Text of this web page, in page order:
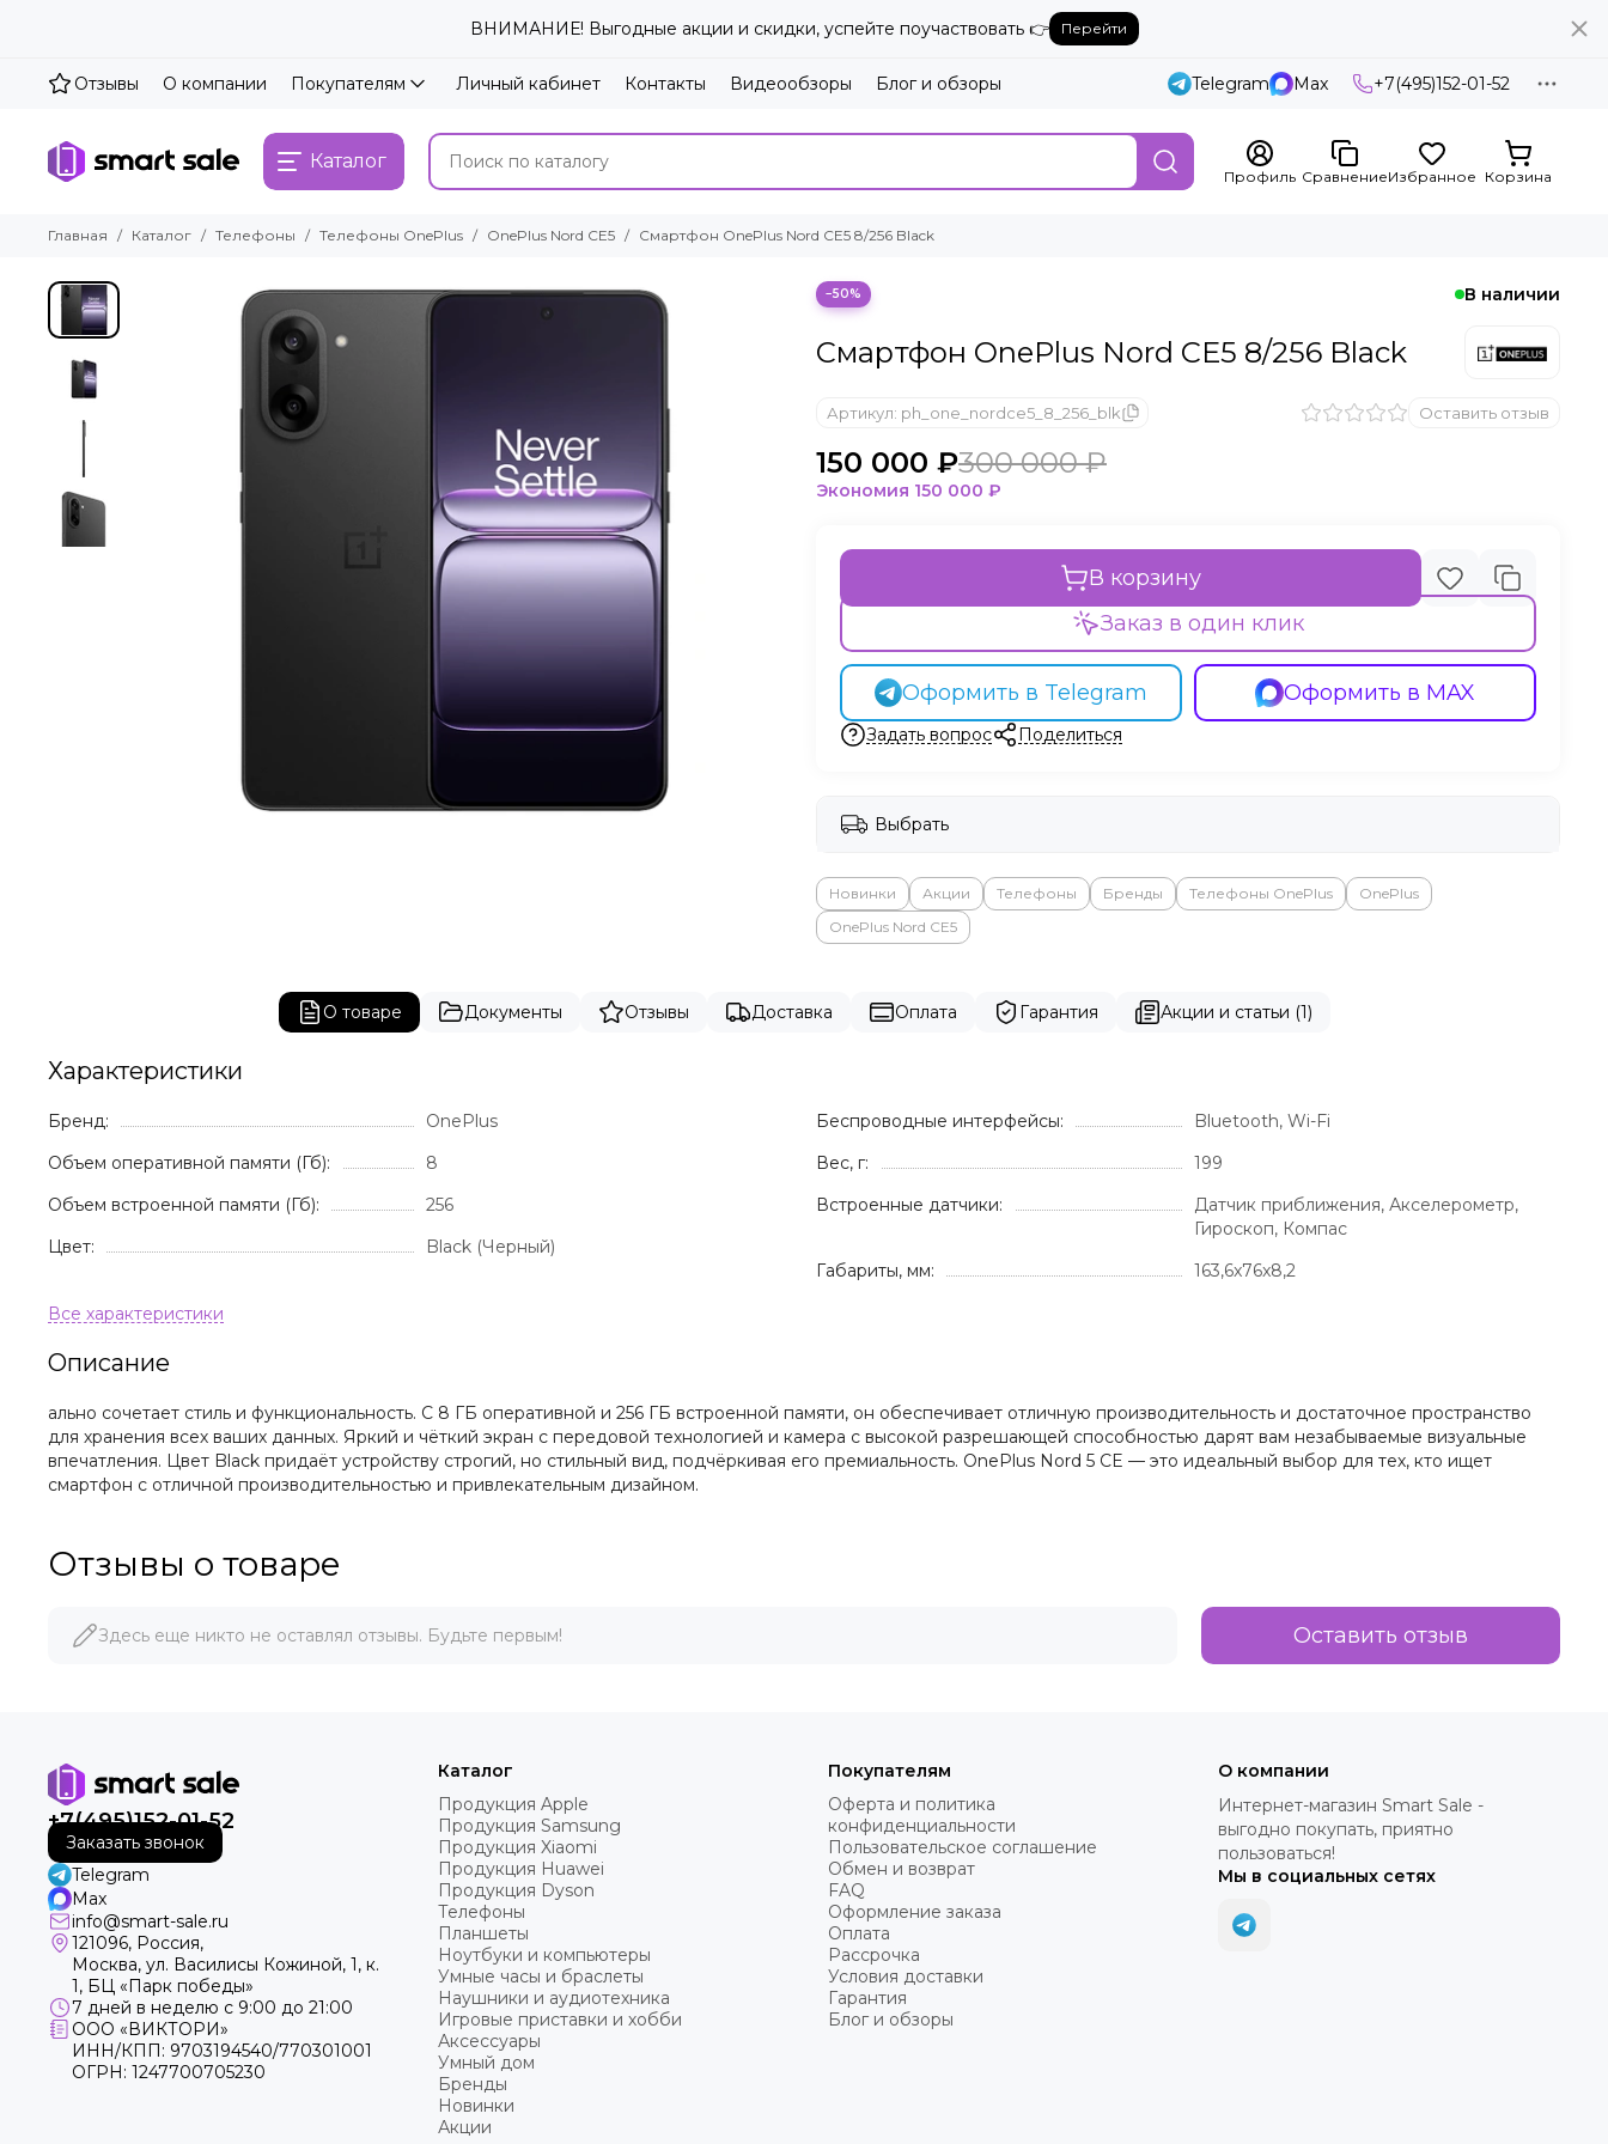
ВНИМАНИЕ! Выгодные акции и скидки, успейте поучаствовать 👉 Перейти
Отзывы О компании Покупателям Личный кабинет Контакты Видеообзоры Блог и обзоры Telegram Max +7(495)152-01-52
Каталог
Профиль СравнениеИзбранное Корзина
Главная Каталог Телефоны Телефоны OnePlus OnePlus Nord CE5 Смартфон OnePlus Nord CE5 8/256 Black
−50% В наличии
Смартфон OnePlus Nord CE5 8/256 Black
Артикул: ph_one_nordce5_8_256_blk Оставить отзыв
150 000 ₽300 000 ₽
Экономия 150 000 ₽
В корзину
Оформить в Telegram Оформить в MAX
Заказ в один клик
Задать вопрос Поделиться
Выбрать
Новинки Акции Телефоны Бренды Телефоны OnePlus
OnePlus
OnePlus Nord CE5
О товаре Документы Отзывы Доставка Оплата Гарантия Акции и статьи (1)
Характеристики
Бренд:
OnePlus
Объем оперативной памяти (Гб):
8
Объем встроенной памяти (Гб):
256
Цвет:
Black (Черный)
Беспроводные интерфейсы:
Bluetooth, Wi-Fi
Вес, г:
199
Встроенные датчики:
Датчик приближения, Акселерометр,
Гироскоп, Компас
Габариты, мм:
163,6x76x8,2
Описание
ально сочетает стиль и функциональность. С 8 ГБ оперативной и 256 ГБ встроенной памяти, он обеспечивает отличную производительность и достаточное пространство
для хранения всех ваших данных. Яркий и чёткий экран с передовой технологией и камера с высокой разрешающей способностью дарят вам незабываемые визуальные
впечатления. Цвет Black придаёт устройству строгий, но стильный вид, подчёркивая его премиальность. OnePlus Nord 5 CE — это идеальный выбор для тех, кто ищет
смартфон с отличной производительностью и привлекательным дизайном.
Отзывы о товаре
Здесь еще никто не оставлял отзывы. Будьте первым! Оставить отзыв
+7(495)152-01-52
Заказать звонок
Telegram
Max
info@smart-sale.ru
121096, Россия,
Москва, ул. Василисы Кожиной, 1, к.
1, БЦ «Парк победы»
7 дней в неделю с 9:00 до 21:00
ООО «ВИКТОРИ»
ИНН/КПП: 9703194540/770301001
ОГРН: 1247700705230
Каталог
Продукция Apple
Продукция Samsung
Продукция Xiaomi
Продукция Huawei
Продукция Dyson
Телефоны
Планшеты
Ноутбуки и компьютеры
Умные часы и браслеты
Наушники и аудиотехника
Игровые приставки и хобби
Аксессуары
Умный дом
Бренды
Новинки
Акции
Покупателям
Оферта и политика
конфиденциальности
Пользовательское соглашение
Обмен и возврат
FAQ
Оформление заказа
Оплата
Рассрочка
Условия доставки
Гарантия
Блог и обзоры
О компании
Интернет-магазин Smart Sale -
выгодно покупать, приятно
пользоваться!
Мы в социальных сетях